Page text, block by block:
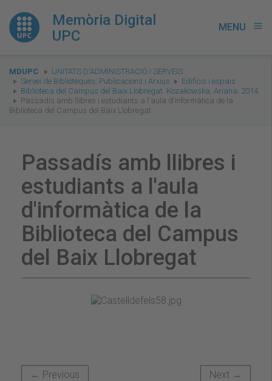
Memòria Digital
UPC
MENU menu
You
are
here:
MDUPC
UNITATS D'ADMINISTRACIÓ I SERVEIS
Servei de Biblioteques, Publicacions i Arxius
Edificis i espais
Biblioteca del Campus del Baix Llobregat. Kozakowska, Ariana. 2014.
Passadís amb llibres i estudiants a l'aula d'informàtica de la
Biblioteca del Campus del Baix Llobregat
Passadís amb llibres i
estudiants a l'aula
d'informàtica de la
Biblioteca del Campus
del Baix Llobregat
← Previous Next →